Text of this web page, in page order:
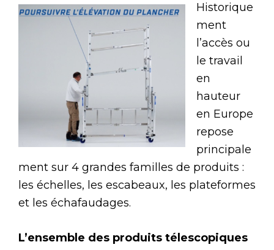
Historique
ment
l’accès ou
le travail
en
hauteur
en Europe
repose
principale
ment sur 4 grandes familles de produits :
les échelles, les escabeaux, les plateformes
et les échafaudages.
L’ensemble des produits télescopiques